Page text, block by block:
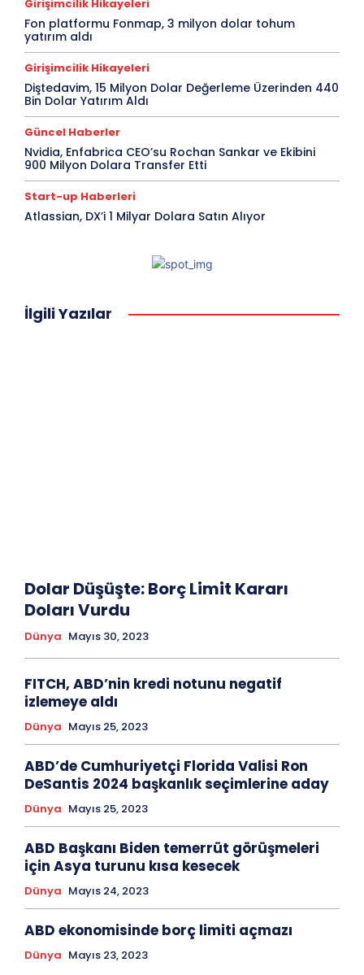
Girişimcilik Hikayeleri
Fon platformu Fonmap, 3 milyon dolar tohum
yatırım aldı
Girişimcilik Hikayeleri
Diştedavim, 15 Milyon Dolar Değerleme Üzerinden 440
Bin Dolar Yatırım Aldı
Güncel Haberler
Nvidia, Enfabrica CEO’su Rochan Sankar ve Ekibini
900 Milyon Dolara Transfer Etti
Start-up Haberleri
Atlassian, DX’i 1 Milyar Dolara Satın Alıyor
İlgili Yazılar
Dolar Düşüşte: Borç Limit Kararı
Doları Vurdu
Dünya Mayıs 30, 2023
FITCH, ABD’nin kredi notunu negatif
izlemeye aldı
Dünya Mayıs 25, 2023
ABD’de Cumhuriyetçi Florida Valisi Ron
DeSantis 2024 başkanlık seçimlerine aday
Dünya Mayıs 25, 2023
ABD Başkanı Biden temerrüt görüşmeleri
için Asya turunu kısa kesecek
Dünya Mayıs 24, 2023
ABD ekonomisinde borç limiti açmazı
Dünya Mayıs 23, 2023